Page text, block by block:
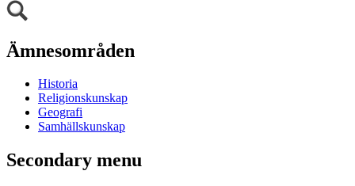
Ämnesområden
Historia
Religionskunskap
Geografi
Samhällskunskap
Secondary menu